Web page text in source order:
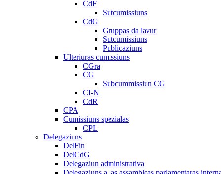
CdF
Sutcumissiuns
CdG
Gruppas da lavur
Sutcumissiuns
Publicaziuns
Ulteriuras cumissiuns
CGra
CG
Subcummissiun CG
CI-N
CdR
CPA
Cumissiuns spezialas
CPL
Delegaziuns
DelFin
DelCdG
Delegaziun administrativa